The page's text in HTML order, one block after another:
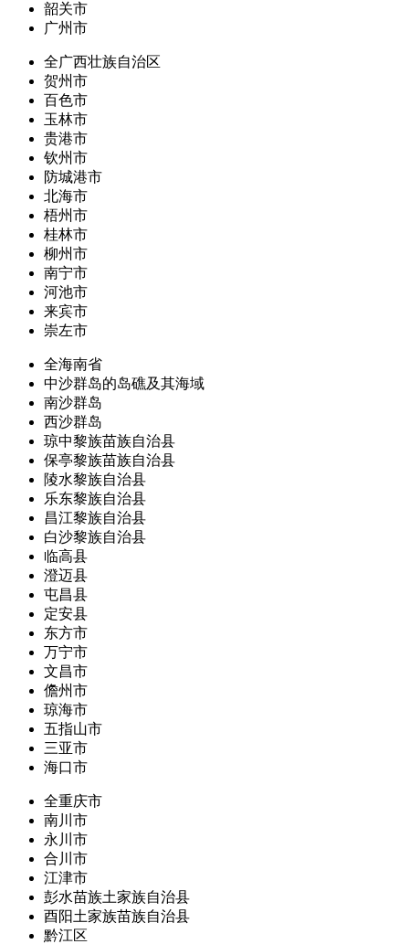
韶关市
广州市
全广西壮族自治区
贺州市
百色市
玉林市
贵港市
钦州市
防城港市
北海市
梧州市
桂林市
柳州市
南宁市
河池市
来宾市
崇左市
全海南省
中沙群岛的岛礁及其海域
南沙群岛
西沙群岛
琼中黎族苗族自治县
保亭黎族苗族自治县
陵水黎族自治县
乐东黎族自治县
昌江黎族自治县
白沙黎族自治县
临高县
澄迈县
屯昌县
定安县
东方市
万宁市
文昌市
儋州市
琼海市
五指山市
三亚市
海口市
全重庆市
南川市
永川市
合川市
江津市
彭水苗族土家族自治县
酉阳土家族苗族自治县
黔江区